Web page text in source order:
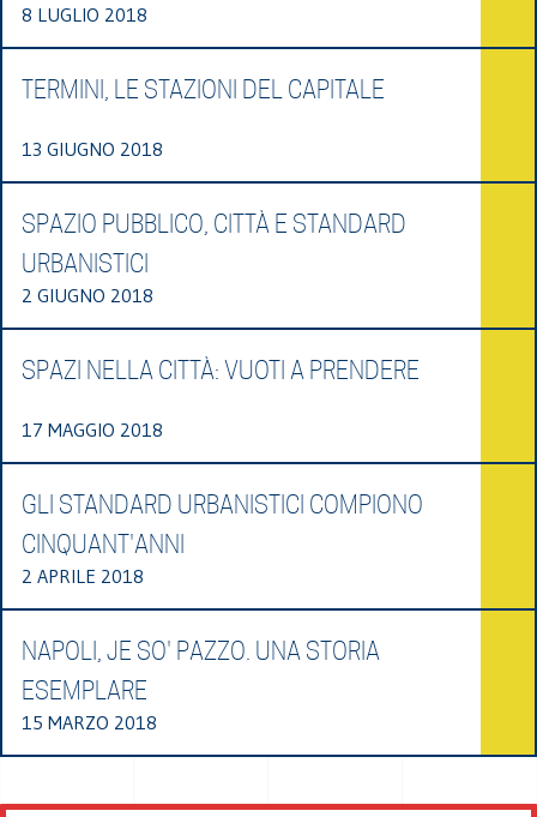
8 LUGLIO 2018
TERMINI, LE STAZIONI DEL CAPITALE
13 GIUGNO 2018
SPAZIO PUBBLICO, CITTÀ E STANDARD
URBANISTICI
2 GIUGNO 2018
SPAZI NELLA CITTÀ: VUOTI A PRENDERE
17 MAGGIO 2018
GLI STANDARD URBANISTICI COMPIONO
CINQUANT'ANNI
2 APRILE 2018
NAPOLI, JE SO' PAZZO. UNA STORIA
ESEMPLARE
15 MARZO 2018